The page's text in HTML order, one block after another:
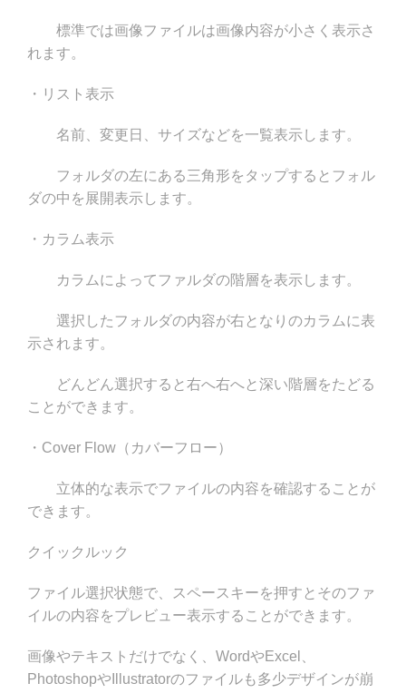
標準では画像ファイルは画像内容が小さく表示さ
れます。
・リスト表示
名前、変更日、サイズなどを一覧表示します。
フォルダの左にある三角形をタップするとフォル
ダの中を展開表示します。
・カラム表示
カラムによってファルダの階層を表示します。
選択したフォルダの内容が右となりのカラムに表
示されます。
どんどん選択すると右へ右へと深い階層をたどる
ことができます。
・Cover Flow（カバーフロー）
立体的な表示でファイルの内容を確認することが
できます。
クイックルック
ファイル選択状態で、スペースキーを押すとそのファ
イルの内容をプレビュー表示することができます。
画像やテキストだけでなく、WordやExcel、
PhotoshopやIllustratorのファイルも多少デザインが崩